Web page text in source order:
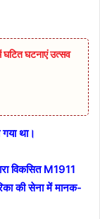
घटनाएं उत्सव
था।
विकसित M1911
की सेना में मानक-